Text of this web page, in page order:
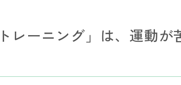
レーニング」は、運動が